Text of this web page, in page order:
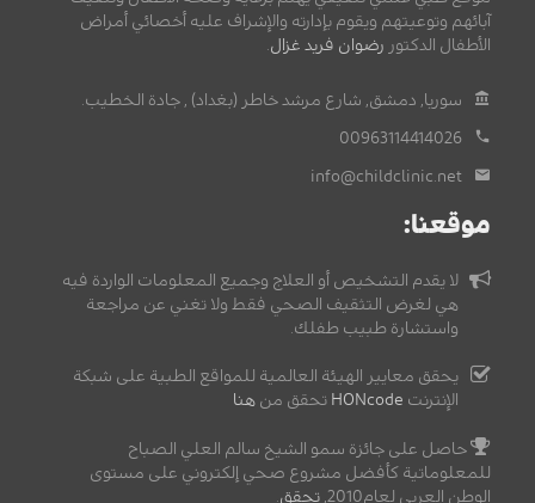
آبائهم وتوعيتهم ويقوم بإدارته والإشراف عليه أخصائي أمراض
الأطفال الدكتور رضوان فريد غزال.
سوريا, دمشق, شارع مرشد خاطر (بغداد) , جادة الخطيب.
00963114414026
info@childclinic.net
موقعنا:
لا يقدم التشخيص أو العلاج وجميع المعلومات الواردة فيه
هي لغرض التثقيف الصحي فقط ولا تغني عن مراجعة
واستشارة طبيب طفلك.
يحقق معايير الهيئة العالمية للمواقع الطبية على شبكة
الإنترنت HONcode تحقق من هنا
حاصل على جائزة سمو الشيخ سالم العلي الصباح
للمعلوماتية كأفضل مشروع صحي إلكتروني على مستوى
الوطن العربي لعام2010,
تحقق.